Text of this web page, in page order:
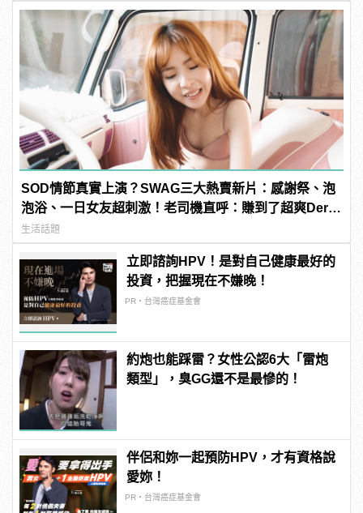
SOD情節真實上演？SWAG三大熱賣新片：感謝祭、泡
泡浴、一日女友超刺激！老司機直呼：賺到了超爽Der～
| manfashion這樣變型男
生活話題
立即諮詢HPV！是對自己健康最好的
投資，把握現在不嫌晚！
PR・台灣癌症基金會
約炮也能踩雷？女性公認6大「雷炮
類型」，臭GG還不是最慘的！
伴侶和妳一起預防HPV，才有資格說
愛妳！
PR・台灣癌症基金會